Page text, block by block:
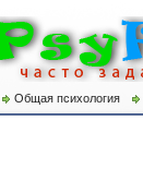
Общая психология